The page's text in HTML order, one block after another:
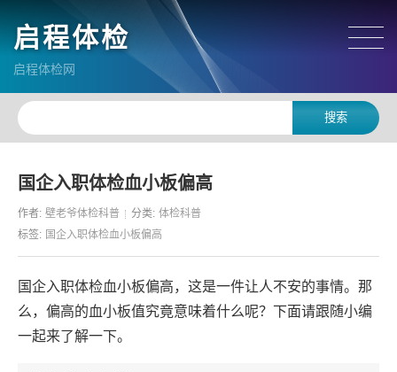
启程体检
启程体检网
国企入职体检血小板偏高
作者: 壁老爷体检科普 分类: 体检科普
标签: 国企入职体检血小板偏高
国企入职体检血小板偏高，这是一件让人不安的事情。那
么，偏高的血小板值究竟意味着什么呢？下面请跟随小编
一起来了解一下。